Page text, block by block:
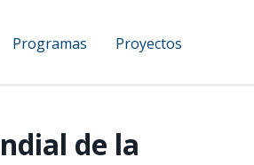
Programas Proyectos
de la